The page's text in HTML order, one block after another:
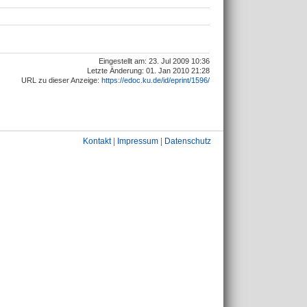
Eingestellt am: 23. Jul 2009 10:36
Letzte Änderung: 01. Jan 2010 21:28
URL zu dieser Anzeige: https://edoc.ku.de/id/eprint/1596/
Kontakt| Impressum Datenschutz